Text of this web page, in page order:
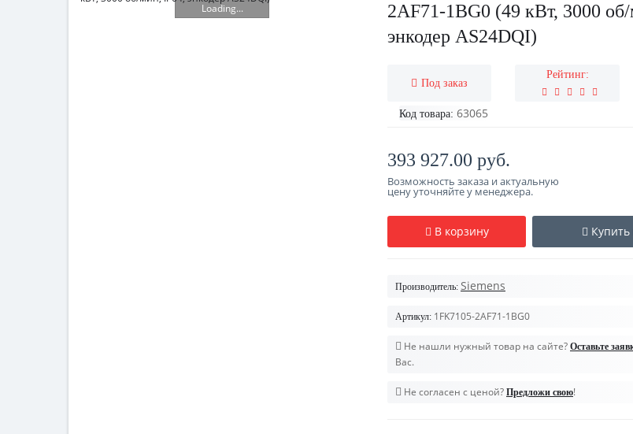
Loading...
2AF71-1BG0 (49 кВт, 3000
энкодер AS24DQI)
Под заказ
Рейтинг:
Код товара: 63065
393 927.00 руб.
Возможность заказа и актуальную
цену уточняйте у менеджера.
В корзину
Производитель: Siemens
Артикул: 1FK7105-2AF71-1BG0
Не нашли нужный товар на сайте? Оставьте
Вас.
Не согласен с ценой? Предложи свою!